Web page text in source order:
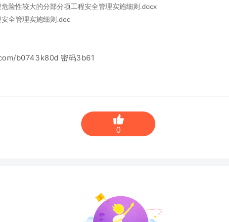
险性较大的分部分项工程安全管理实施细则.docx
全管理实施细则.doc
m/b0743k80d 密码3b61
0